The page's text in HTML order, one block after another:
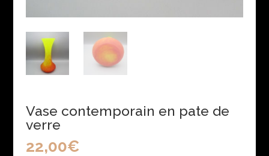
Vase contemporain en pate de
verre
22,00€